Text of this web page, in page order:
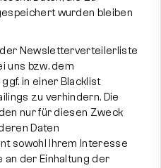
wurden bleiben
Newsletterverteilerliste
uns bzw. dem
in einer Blacklist
zu verhindern. Die
nur für diesen Zweck
Daten
sowohl Ihrem Interesse
an der Einhaltung der